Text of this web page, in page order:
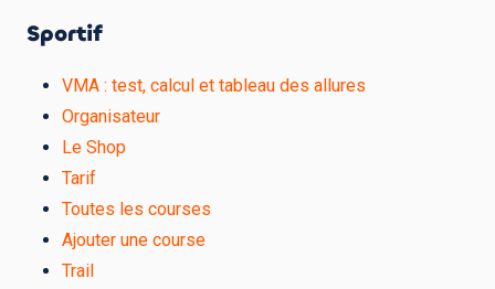
Sportif
VMA : test, calcul et tableau des allures
Organisateur
Le Shop
Tarif
Toutes les courses
Ajouter une course
Trail